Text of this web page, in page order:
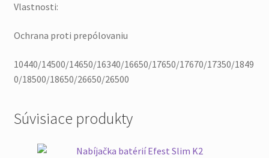
Vlastnosti:
Ochrana proti prepólovaniu
10440/14500/14650/16340/16650/17650/17670/17350/1849
0/18500/18650/26650/26500
Súvisiace produkty